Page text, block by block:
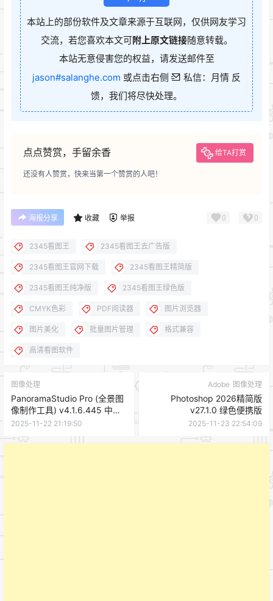
本站上的部份软件及文章来源于互联网，仅供网友学习
交流，若您喜欢本文可附上原文链接随意转载。
本站无意侵害您的权益，请发送邮件至
jason#salanghe.com 或点击右侧
私信：月情 反
馈，我们将尽快处理。
点点赞赏，手留余香 给TA打赏
还没有人赞赏，快来当第一个赞赏的人吧！
海报分享 收藏 举报 0 0
2345看图王 2345看图王去广告版
2345看图王官网下载 2345看图王精简版
2345看图王纯净版 2345看图王绿色版
CMYK色彩 PDF阅读器 图片浏览器
图片美化 批量图片管理 格式兼容
高清看图软件
图像处理
PanoramaStudio Pro (全景图
像制作工具) v4.1.6.445 中文
便携版
2025-11-22 21:19:50
Adobe 图像处理
Photoshop 2026精简版
v27.1.0 绿色便携版
2025-11-23 22:54:09